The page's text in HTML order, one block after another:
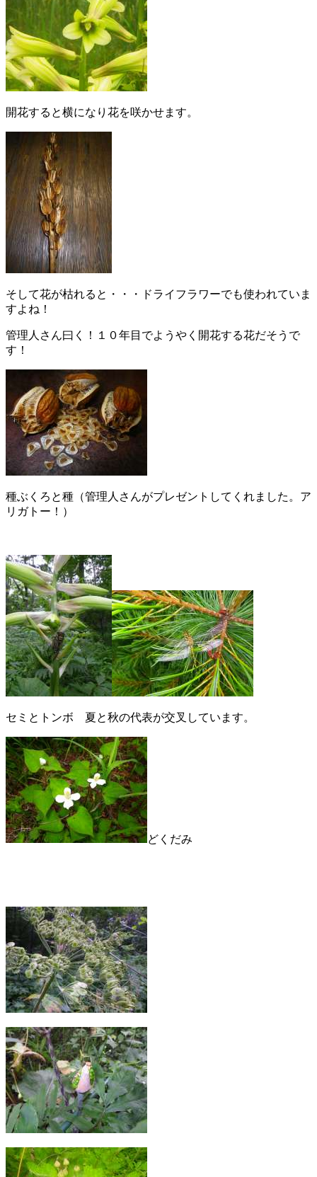
開花すると横になり花を咲かせます。
そして花が枯れると・・・ドライフラワーでも使われていま
すよね！
管理人さん曰く！１０年目でようやく開花する花だそうで
す！
種ぶくろと種（管理人さんがプレゼントしてくれました。ア
リガトー！）
セミとトンボ 夏と秋の代表が交叉しています。
どくだみ